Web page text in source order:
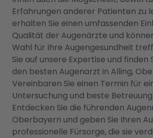
Erfahrungen anderer Patienten zu
erhalten Sie einen umfassenden
Qualität der Augenärzte und
Wahl für Ihre Augengesundheit
Sie auf unsere Expertise und finden
den besten Augenarzt in Alling,
Vereinbaren Sie einen Termin für
Untersuchung und beste
Entdecken Sie die führenden
Oberbayern und geben Sie Ihren
professionelle Fürsorge, die sie